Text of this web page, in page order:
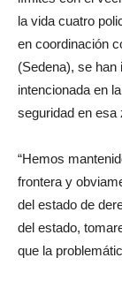
la vida cuatro
en coordinación
(Sedena), se han
intencionada en
seguridad en esa
“Hemos
frontera y
del estado de
del estado,
que la